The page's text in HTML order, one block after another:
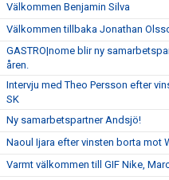
Välkommen Benjamin Silva
Välkommen tillbaka Jonathan
GASTRO|nome blir ny
åren.
Intervju med Theo Persson efter
SK
Ny samarbetspartner Andsjö!
Naoul Ijara efter vinsten borta mot
Varmt välkommen till GIF Nike,